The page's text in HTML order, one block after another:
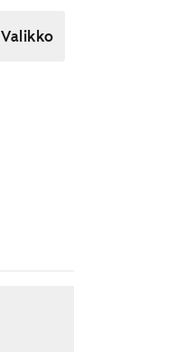
Valikko